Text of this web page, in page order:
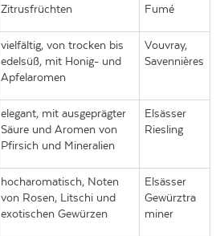
Zitrusfrüchten
Fumé
vielfältig, von trocken bis
edelsüß, mit Honig- und
Apfelaromen
Vouvray,
Savennières
elegant, mit ausgeprägter
Säure und Aromen von
Pfirsich und Mineralien
Elsässer
Riesling
hocharomatisch, Noten
von Rosen, Litschi und
exotischen Gewürzen
Elsässer
Gewürztra
miner